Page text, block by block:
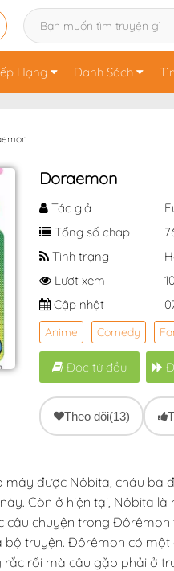
Hạng Danh Sách
Doraemon
Tác giả
Tổng số chap
Tình trạng
Lượt xem
Cập nhật
Anime Comedy
Đọc từ đầu
Theo dõi(13)
được Nôbita, cháu ba
Còn ở hiện tại, Nôbita
câu chuyện trong
bộ truyện. Đôrêmon có
rắc rối mà cậu gặp phải ở